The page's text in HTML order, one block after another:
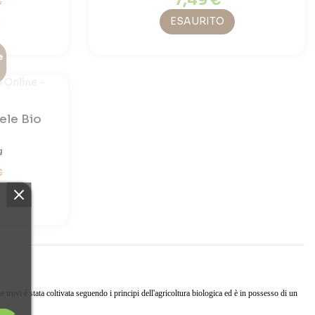
ESAURITO
Bio
è stata coltivata seguendo i principi dell'agricoltura biologica ed è in possesso di un